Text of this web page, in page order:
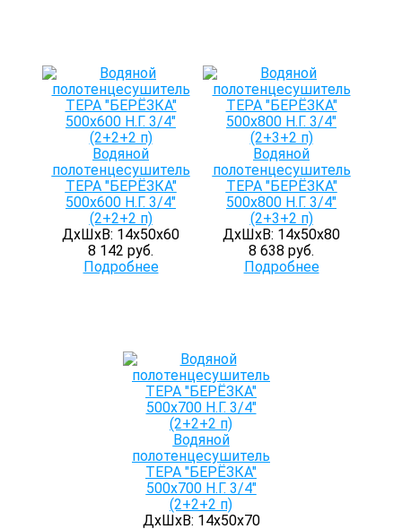
Водяной
полотенцесушитель
ТЕРА "БЕРЁЗКА"
500х600 Н.Г. 3/4"
(2+2+2 п)
ДхШхВ: 14х50х60
8 142 руб.
Подробнее
Водяной
полотенцесушитель
ТЕРА "БЕРЁЗКА"
500х800 Н.Г. 3/4"
(2+3+2 п)
ДхШхВ: 14х50х80
8 638 руб.
Подробнее
Водяной
полотенцесушитель
ТЕРА "БЕРЁЗКА"
500х700 Н.Г. 3/4"
(2+2+2 п)
ДхШхВ: 14х50х70